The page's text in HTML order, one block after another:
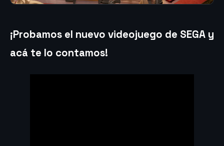
¡Probamos el nuevo videojuego de SEGA y
acá te lo contamos!